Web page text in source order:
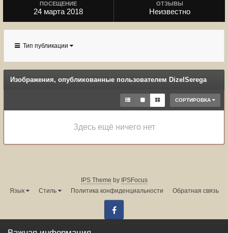
ПОСЕЩЕНИЕ
24 марта 2018
ОТЗЫВЫ
Неизвестно
Тип публикации
Изображения, опубликованные пользователем DizelSerega
СОРТИРОВКА
Здесь ещё ничего нет
IPS Theme by IPSFocus
Язык
Стиль Политика конфиденциальности Обратная связь
Администрация форума: